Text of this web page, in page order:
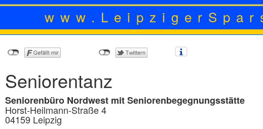
Seniorentanz
Seniorenbüro Nordwest mit Seniorenbegegnungsstätte
Horst-Heilmann-Straße 4
04159 Leipzig